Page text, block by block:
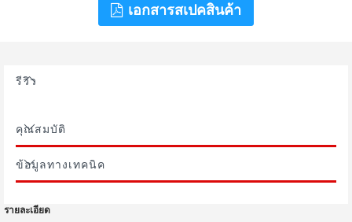
เอกสารสเปคสินค้า
รีวิว
คุณสมบัติ
ข้อมูลทางเทคนิค
รายละเอียด